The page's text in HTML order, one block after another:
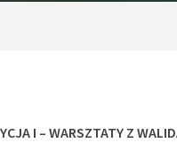
I – WARSZTATY Z